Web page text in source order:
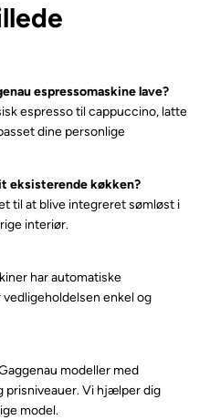
espressomaskine lave?
espresso til cappuccino, latte
dine personlige
eksisterende køkken?
til at blive integreret sømløst i
interiør.
har automatiske
enkel og
modeller med
prisniveauer. Vi hjælper dig
model.